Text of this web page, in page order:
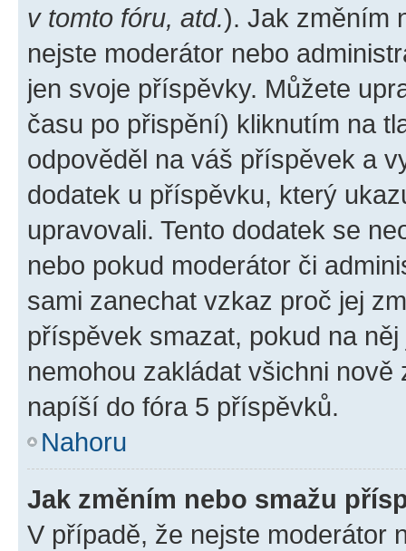
v tomto fóru, atd.). Jak změním
nejste moderátor nebo
jen svoje příspěvky. Můžete
času po přispění) kliknutím na
odpověděl na váš příspěvek a
dodatek u příspěvku, který
upravovali. Tento dodatek se
nebo pokud moderátor či
sami zanechat vzkaz proč jej
příspěvek smazat, pokud na
nemohou zakládat všichni
napíší do fóra 5 příspěvků.
Nahoru
Jak změním nebo smažu
V případě, že nejste moderátor